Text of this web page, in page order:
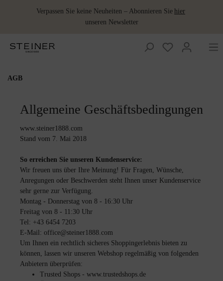
Verpassen Sie keine Neuheiten – Abonnieren Sie hier
unseren Newsletter
Bestickte
Wolldecke
Sommerdecken
Schlafdecke
Sitzdecken
Gilets
Lodenhosen
Lodenkleider
& Röcke
Lodenmäntel
Schladminger
Gilets
Lodenhosen
Lodenwear
Herren
Babypantoffeln
Kinderdecken
Wärmeflaschen
Herren
Wohnen
AGB
Allgemeine Geschäftsbedingungen
www.steiner1888.com
Stand vom 7. Mai 2018
So erreichen Sie unseren Kundenservice:
Wir freuen uns über Ihre Meinung! Für Fragen, Wünsche,
Anregungen oder Beschwerden steht Ihnen unser Kundenservice
sehr gerne zur Verfügung.
Montag - Donnerstag von 8 - 16:30 Uhr
Freitag von 8 - 11:30 Uhr
Tel: +43 6454 7203
E-Mail: office@steiner1888.com
Um Ihnen ein rechtlich sicheres Shoppingerlebnis bieten zu
können, lassen wir unseren Webshop regelmäßig von folgenden
Anbietern überprüfen:
Trusted Shops - www.trustedshops.de